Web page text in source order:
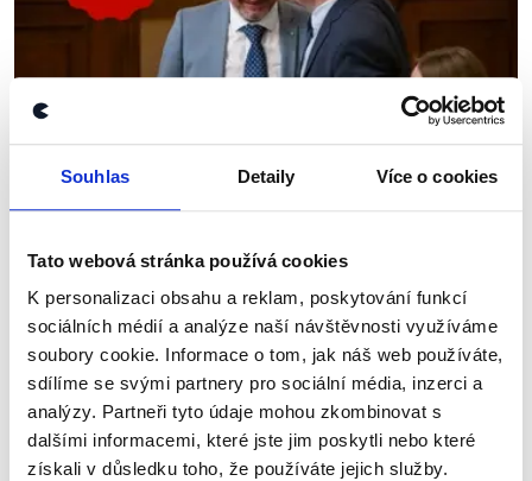
Souhlas Detaily Více o cookies
Tato webová stránka používá cookies
K personalizaci obsahu a reklam, poskytování funkcí
sociálních médií a analýze naší návštěvnosti využíváme
soubory cookie. Informace o tom, jak náš web používáte,
sdílíme se svými partnery pro sociální média, inzerci a
analýzy. Partneři tyto údaje mohou zkombinovat s
dalšími informacemi, které jste jim poskytli nebo které
získali v důsledku toho, že používáte jejich služby.
Důvěra vládě a (ne)vydání k
trestnímu stíhání
4. února 2026
Místopředseda Poslanecké sněmovny Patrik
Nacher (ANO) a předseda poslaneckého klubu ODS
Marek Benda v pořadu Pro a proti debatovali
o důvěře nové vládě a také o možném vydání
Andreje Babiše...